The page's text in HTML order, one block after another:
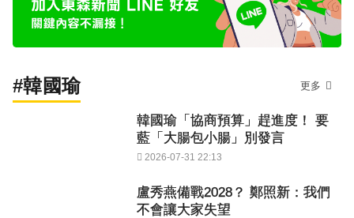
#韓國瑜 更多
韓國瑜「協商預算」趕進度！ 要
藍「大腸包小腸」別發言
2026-07-31 22:13
盧秀燕備戰2028？ 鄭照新：我們
不會讓大家失望